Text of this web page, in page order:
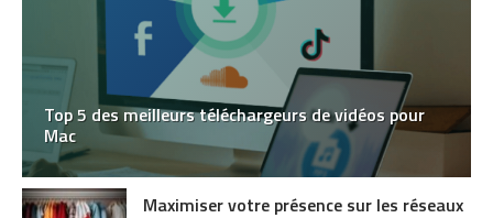
Top 5 des meilleurs téléchargeurs de vidéos pour
Mac
Maximiser votre présence sur les réseaux